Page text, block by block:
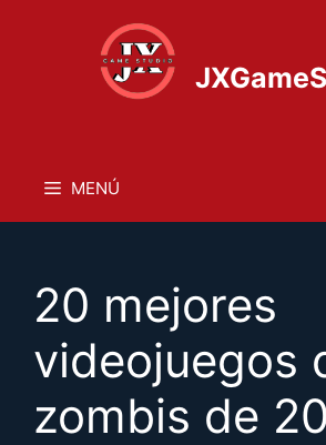
MENÚ
20 mejores
videojuegos
zombis de